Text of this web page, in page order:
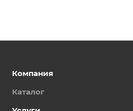
Компания
Каталог